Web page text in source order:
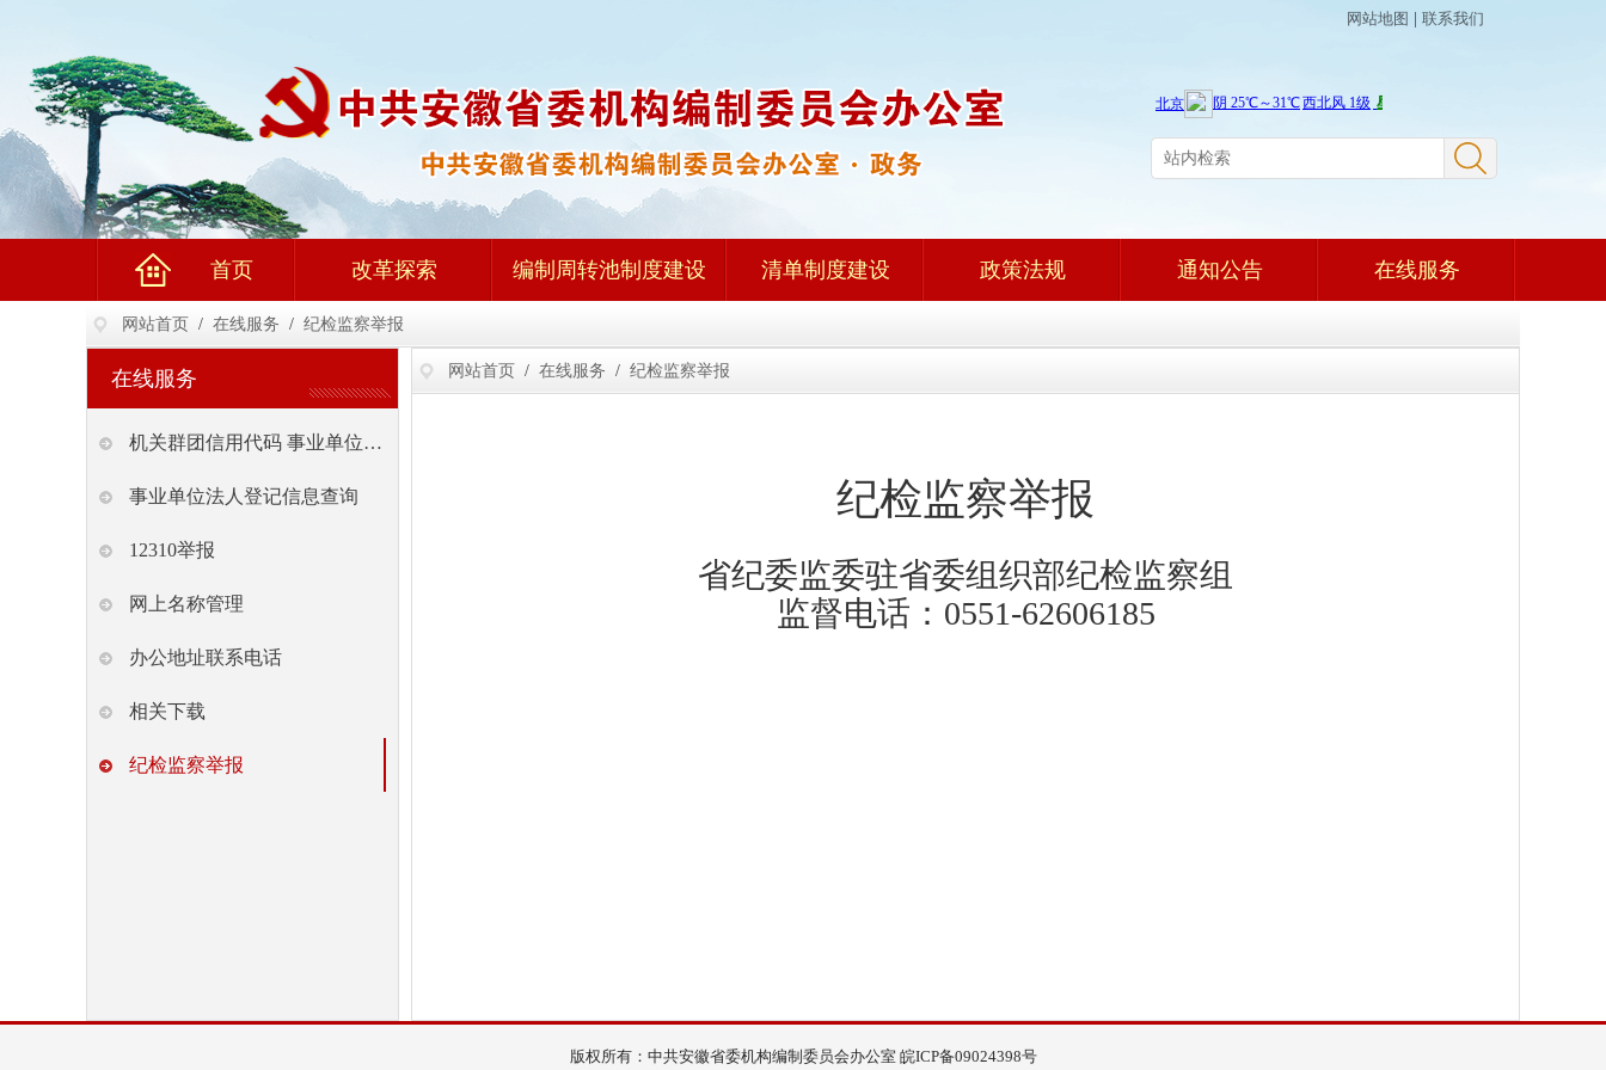
网站地图 联系我们
首页 改革探索 编制周转池制度建设 清单制度建设 政策法规 通知公告 在线服务
网站首页 / 在线服务 / 纪检监察举报
在线服务
机关群团信用代码 事业单位登记管理
事业单位法人登记信息查询
12310举报
网上名称管理
办公地址联系电话
相关下载
纪检监察举报
网站首页 / 在线服务 / 纪检监察举报
纪检监察举报
省纪委监委驻省委组织部纪检监察组
监督电话：0551-62606185
版权所有：中共安徽省委机构编制委员会办公室 皖ICP备09024398号